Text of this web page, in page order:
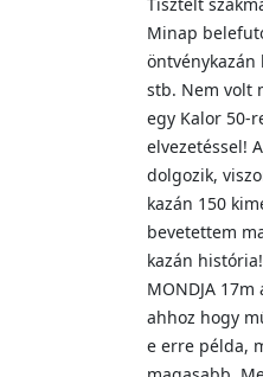
Minap
öntvénykazán
stb. Nem volt
egy Kalor 50-
elvezetéssel!
dolgozik,
kazán 150
bevetettem
kazán
MONDJA
ahhoz hogy
e erre példa,